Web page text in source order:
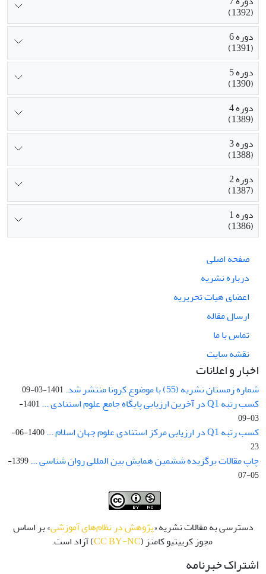
(1392)
دوره 6
(1391)
دوره 5
(1390)
دوره 4
(1389)
دوره 3
(1388)
دوره 2
(1387)
دوره 1
(1386)
صفحه اصلی
درباره نشریه
اعضای هیات تحریریه
ارسال مقاله
تماس با ما
نقشه سایت
اخبار و اعلانات
شماره زمستان نشریه (55) با موضوع کرونا منتشر شد. 1401-03-09
کسب رتبه Q1 در آخرین ارزیابی پایگاه جامع علوم استنادی ...
1401-
03-09
کسب رتبه Q1 در ارزیابی مرکز استنادی علوم جهان اسلام ...
1400-06-
23
چاپ مقالات برگزیده ششمین همایش بین المللی روان شناسی ...
1399-
05-07
دسترسی به مقالات نشریه «پژوهش در نظام‌های آموزشی» بر اساس
مجوز کرییتیو کامنز (CC BY-NC) آزاد است.
اشتراک خبرنامه